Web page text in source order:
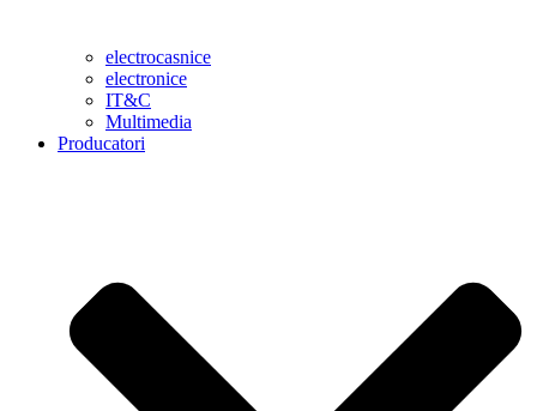
electrocasnice
electronice
IT&C
Multimedia
Producatori